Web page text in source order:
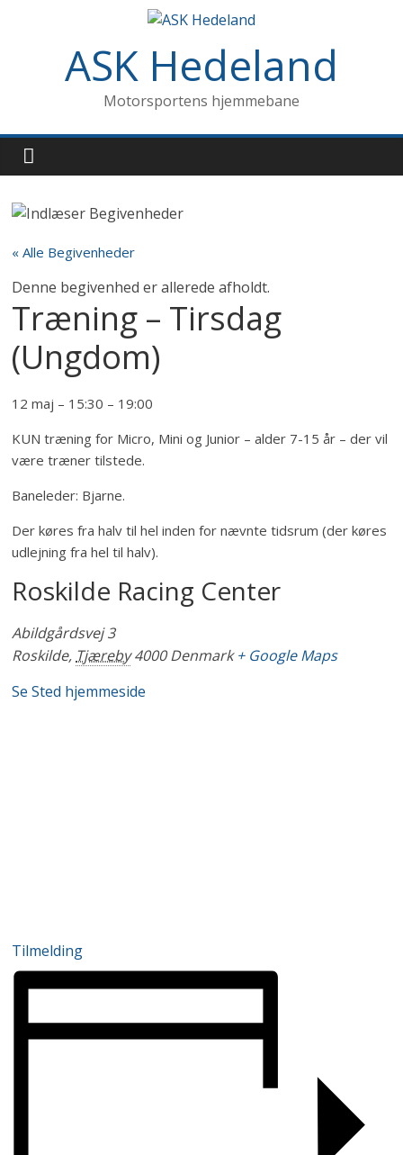
ASK Hedeland
Motorsportens hjemmebane
« Alle Begivenheder
Denne begivenhed er allerede afholdt.
Træning – Tirsdag
(Ungdom)
12 maj – 15:30 – 19:00
KUN træning for Micro, Mini og Junior – alder 7-15 år – der vil
være træner tilstede.
Baneleder: Bjarne.
Der køres fra halv til hel inden for nævnte tidsrum (der køres
udlejning fra hel til halv).
Roskilde Racing Center
Abildgårdsvej 3
Roskilde, Tjæreby 4000 Denmark + Google Maps
Se Sted hjemmeside
Tilmelding